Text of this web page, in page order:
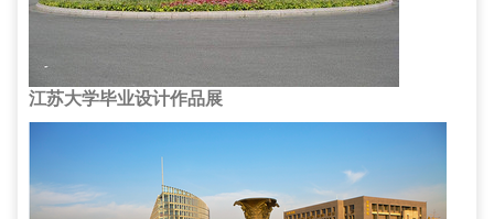
江苏大学毕业设计作品展